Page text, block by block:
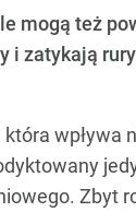
mogą też
i zatykają
Zbyt